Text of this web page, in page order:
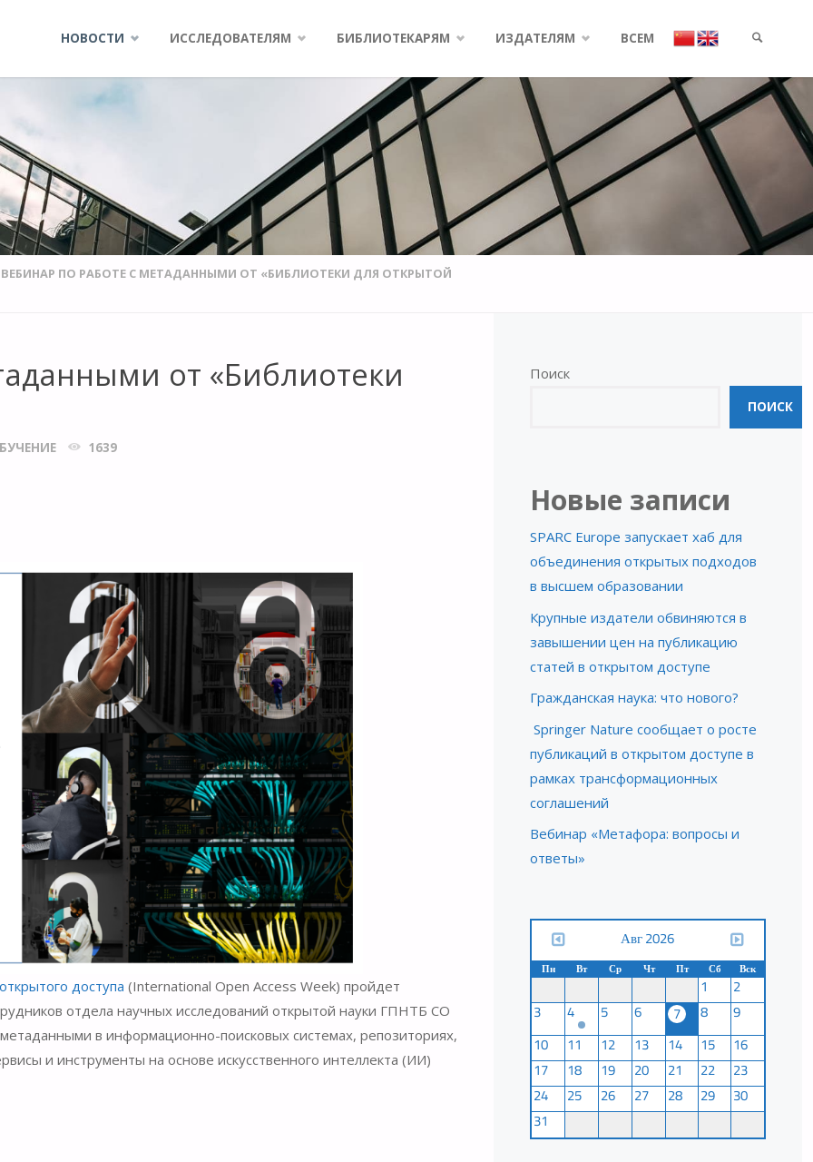
НОВОСТИ ИССЛЕДОВАТЕЛЯМ БИБЛИОТЕКАРЯМ ИЗДАТЕЛЯМ ВСЕМ
SEARCH
ВЕБИНАР ПО РАБОТЕ С МЕТАДАННЫМИ ОТ «БИБЛИОТЕКИ ДЛЯ ОТКРЫТОЙ
от «Библиотеки
1639
доступа (International Open Access Week) пройдет
отдела научных исследований открытой науки ГПНТБ СО
в информационно-поисковых системах, репозиториях,
и инструменты на основе искусственного интеллекта (ИИ)
Поиск
ПОИСК
Новые записи
SPARC Europe запускает хаб для
объединения открытых подходов
в высшем образовании
Крупные издатели обвиняются в
завышении цен на публикацию
статей в открытом доступе
Гражданская наука: что нового?
Springer Nature сообщает о росте
публикаций в открытом доступе в
рамках трансформационных
соглашений
Вебинар «Метафора: вопросы и
ответы»
Авг 2026
Пн Вт Ср Чт Пт Сб Вск
1
2
3
4 5 6 7 8
9
10
11 12 13 14 15
16
17
18 19 20 21 22
23
24
25 26 27 28 29
30
31